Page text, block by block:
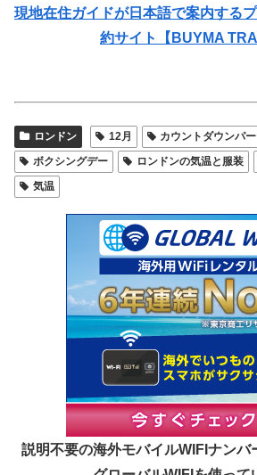
現地在住ガイドが日本語で案内する
約サイト【BUYMA
ロンドン 12月 カウントダウンパー
ボクシングデー
ロンドンの気温と服装
気温
説明不要の海外モバイルWIFIナンバ